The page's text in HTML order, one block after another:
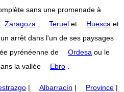
sans une promenade à
Zaragoza Teruel et Huesca et
un arrêt dans l'un de ses paysages
pyrénéenne de
Ordesa ou le
la vallée Ebro
| Albarracín | Province |